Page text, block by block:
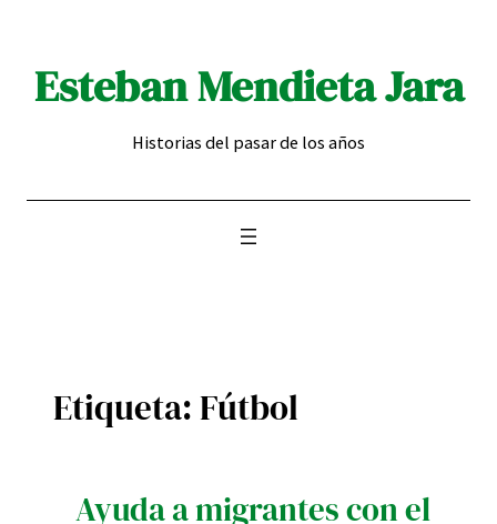
contenidoEsteban Mendieta Jara
Historias del pasar de los años
Etiqueta:Fútbol
Ayuda a migrantes con el